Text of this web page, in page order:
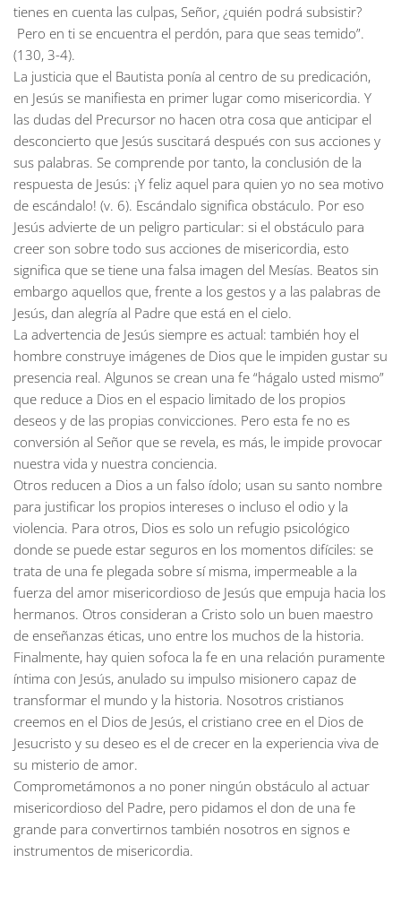
tienes en cuenta las culpas, Señor, ¿quién podrá subsistir?
Pero en ti se encuentra el perdón, para que seas temido”.
(130, 3-4).
La justicia que el Bautista ponía al centro de su predicación,
en Jesús se manifiesta en primer lugar como misericordia. Y
las dudas del Precursor no hacen otra cosa que anticipar el
desconcierto que Jesús suscitará después con sus acciones y
sus palabras. Se comprende por tanto, la conclusión de la
respuesta de Jesús: ¡Y feliz aquel para quien yo no sea motivo
de escándalo! (v. 6). Escándalo significa obstáculo. Por eso
Jesús advierte de un peligro particular: si el obstáculo para
creer son sobre todo sus acciones de misericordia, esto
significa que se tiene una falsa imagen del Mesías. Beatos sin
embargo aquellos que, frente a los gestos y a las palabras de
Jesús, dan alegría al Padre que está en el cielo.
La advertencia de Jesús siempre es actual: también hoy el
hombre construye imágenes de Dios que le impiden gustar su
presencia real. Algunos se crean una fe “hágalo usted mismo”
que reduce a Dios en el espacio limitado de los propios
deseos y de las propias convicciones. Pero esta fe no es
conversión al Señor que se revela, es más, le impide provocar
nuestra vida y nuestra conciencia.
Otros reducen a Dios a un falso ídolo; usan su santo nombre
para justificar los propios intereses o incluso el odio y la
violencia. Para otros, Dios es solo un refugio psicológico
donde se puede estar seguros en los momentos difíciles: se
trata de una fe plegada sobre sí misma, impermeable a la
fuerza del amor misericordioso de Jesús que empuja hacia los
hermanos. Otros consideran a Cristo solo un buen maestro
de enseñanzas éticas, uno entre los muchos de la historia.
Finalmente, hay quien sofoca la fe en una relación puramente
íntima con Jesús, anulado su impulso misionero capaz de
transformar el mundo y la historia. Nosotros cristianos
creemos en el Dios de Jesús, el cristiano cree en el Dios de
Jesucristo y su deseo es el de crecer en la experiencia viva de
su misterio de amor.
Comprometámonos a no poner ningún obstáculo al actuar
misericordioso del Padre, pero pidamos el don de una fe
grande para convertirnos también nosotros en signos e
instrumentos de misericordia.